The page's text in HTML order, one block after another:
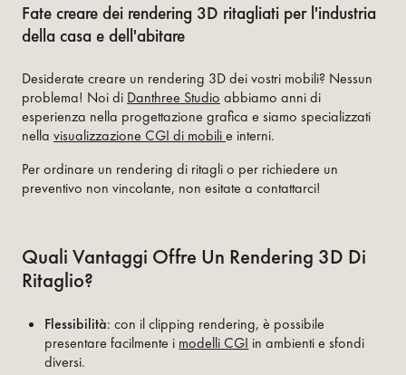
Fate creare dei rendering 3D ritagliati per l'industria
della casa e dell'abitare
Desiderate creare un rendering 3D dei vostri mobili? Nessun
problema! Noi di Danthree Studio abbiamo anni di
esperienza nella progettazione grafica e siamo specializzati
nella visualizzazione CGI di mobilie interni.
Per ordinare un rendering di ritagli o per richiedere un
preventivo non vincolante, non esitate a contattarci!
Quali Vantaggi Offre Un Rendering 3D Di
Ritaglio?
Flessibilità: con il clipping rendering, è possibile
presentare facilmente i modelli CGI in ambienti e sfondi
diversi.